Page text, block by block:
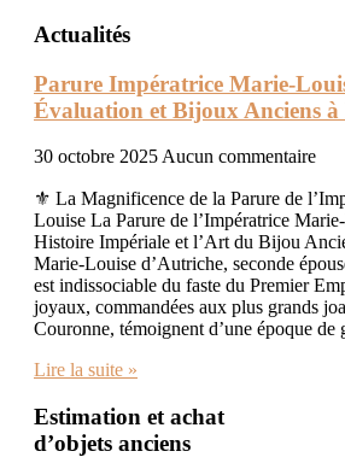
Actualités
Parure Impératrice Marie-
Évaluation et Bijoux Anciens à
30 octobre 2025 Aucun commentaire
⚜️ La Magnificence de la Parure de
Louise La Parure de l’Impératrice
Histoire Impériale et l’Art du Bijou
Marie-Louise d’Autriche, seconde
est indissociable du faste du Premier
joyaux, commandées aux plus grands
Couronne, témoignent d’une époque de
Lire la suite »
Estimation et achat
d’objets anciens